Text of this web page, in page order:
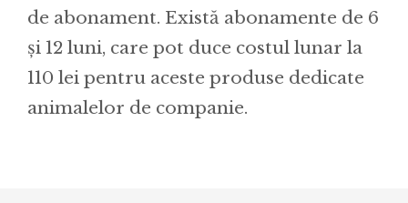
de abonament. Există abonamente de 6
și 12 luni, care pot duce costul lunar la
110 lei pentru aceste produse dedicate
animalelor de companie.